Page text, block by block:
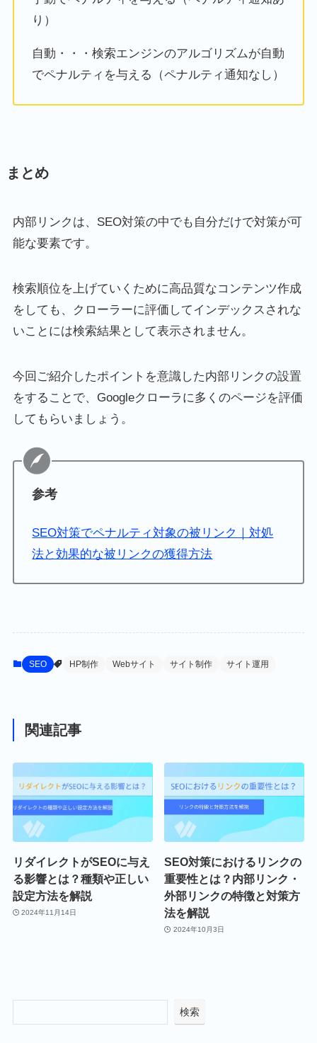
り）
自動・・・検索エンジンのアルゴリズムが自動
でペナルティを与える（ペナルティ通知なし）
まとめ
内部リンクは、SEO対策の中でも自分だけで対策が可
能な要素です。
検索順位を上げていくために高品質なコンテンツ作成
をしても、クローラーに評価してインデックスされな
いことには検索結果として表示されません。
今回ご紹介したポイントを意識した内部リンクの設置
をすることで、Googleクローラに多くのページを評価
してもらいましょう。
参考
SEO対策でペナルティ対象の被リンク｜対処
法と効果的な被リンクの獲得方法
SEO HP制作 Webサイト サイト制作 サイト運用
関連記事
リダイレクトがSEOに与え
る影響とは？種類や正しい
設定方法を解説
2024年11月14日
SEO対策におけるリンクの
重要性とは？内部リンク・
外部リンクの特徴と対策方
法を解説
2024年10月3日
検索